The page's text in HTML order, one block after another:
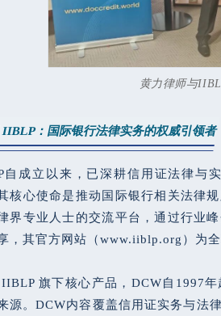
黄力律师与
IIBLP：国际银行法律实务的权威引领者
自成立以来，已深耕信用证法律与
核心使命是推动国际银行相关法律
界专业人士的交流平台，通过行业
，其官方网站（www.iiblp.org）为
旗下核心产品，DCW自1997
源。DCW内容覆盖信用证实务与法